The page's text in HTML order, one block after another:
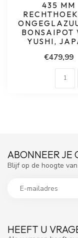
435 MM
BONSAIPOT
YUSHI,
€479,99
HEEFT U
ABONNEER JE
Blijf op de hoogte